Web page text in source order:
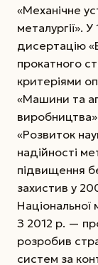
«Механічне
металургії».
дисертацію
прокатного
критеріями
«Машини та
«Розвиток
надійності
підвищення
захистив у
Національної
З 2012 р. —
розробив
систем за